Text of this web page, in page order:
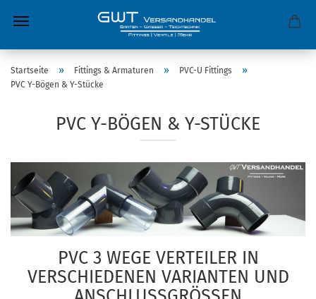
Startseite » Fittings & Armaturen » PVC-U Fittings »
PVC Y-Bögen & Y-Stücke
PVC Y-BÖGEN & Y-STÜCKE
PVC 3 WEGE VERTEILER IN
VERSCHIEDENEN VARIANTEN UND